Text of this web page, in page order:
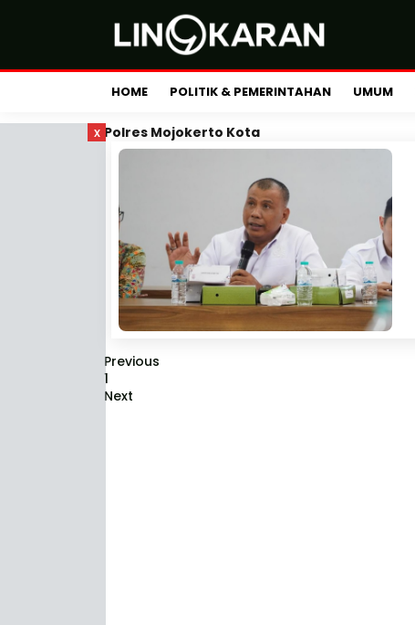
HOME POLITIK & PEMERINTAHAN UMUM
x Polres Mojokerto Kota
Previous
1
Next